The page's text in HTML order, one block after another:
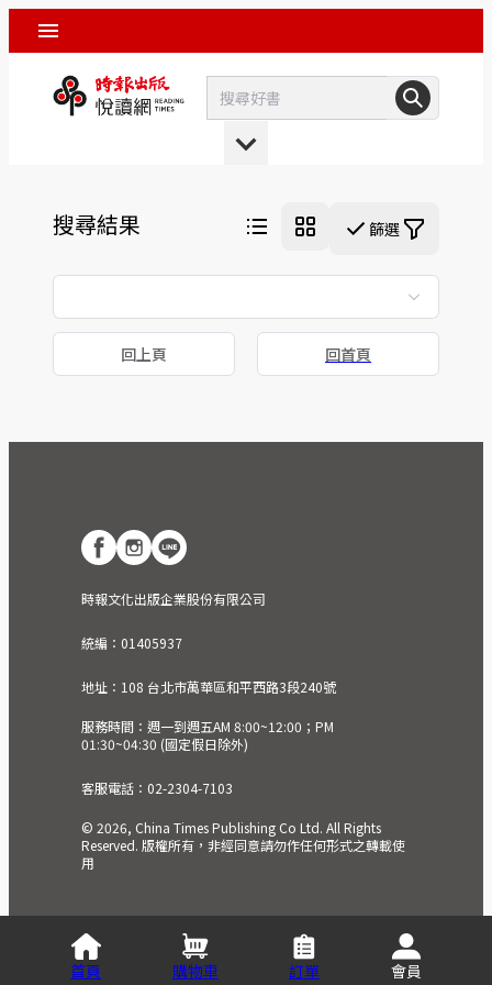
搜尋結果 篩選
回上頁 回首頁
時報文化出版企業股份有限公司
統編：01405937
地址：108 台北市萬華區和平西路3段240號
服務時間：週一到週五AM 8:00~12:00；PM
01:30~04:30 (國定假日除外)
客服電話：02-2304-7103
© 2026, China Times Publishing Co Ltd. All Rights
Reserved. 版權所有，非經同意請勿作任何形式之轉載使
用
首頁 購物車 訂單 會員